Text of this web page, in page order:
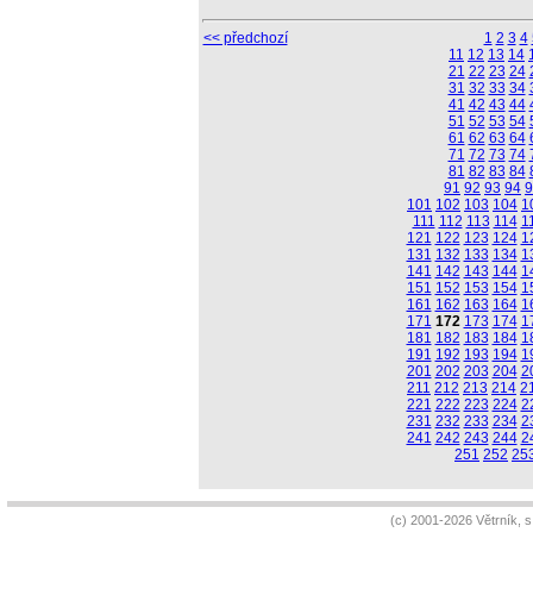
<< předchozí 1 2 3 4
11 12 13 14
21 22 23 24
31 32 33 34
41 42 43 44
51 52 53 54
61 62 63 64
71 72 73 74
81 82 83 84
91 92 93 94
101 102 103 104
111 112 113 114
121 122 123 124
131 132 133 134
141 142 143 144
151 152 153 154
161 162 163 164
171 172 173 174
181 182 183 184
191 192 193 194
201 202 203 204
211 212 213 214
221 222 223 224
231 232 233 234
241 242 243 244
251 252
(c) 2001-2026 Větrník,